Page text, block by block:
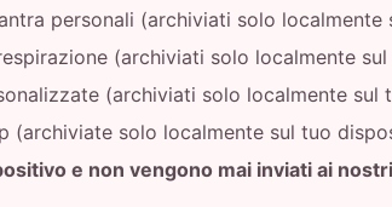
personali (archiviati solo localmente
(archiviati solo localmente
(archiviati solo localmente sul
(archiviate solo localmente sul tuo
e non vengono mai inviati ai